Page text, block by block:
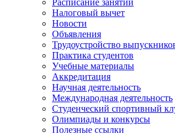
Расписание занятий
Налоговый вычет
Новости
Объявления
Трудоустройство
Практика студентов
Учебные материалы
Аккредитация
Научная деятельность
Международная деятельность
Студенческий спортивный
Олимпиады и конкурсы
Полезные ссылки